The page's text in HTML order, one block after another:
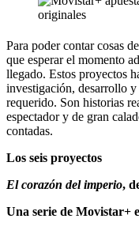
Para poder contar cosas
que esperar el momento
llegado. Estos proyectos
investigación, desarrollo
requerido. Son historias
espectador y de gran
contadas.
Los seis proyectos
El corazón del imperio,
Una serie de Movistar+